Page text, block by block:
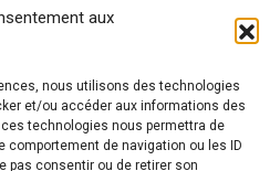
aux
nous utilisons des technologies
et/ou accéder aux informations des
technologies nous permettra de
comportement de navigation ou les ID
pas consentir ou de retirer son